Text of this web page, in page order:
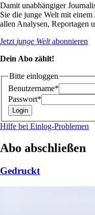
Damit unabhängiger
Sie die junge Welt mit
allen Analysen, Reportagen
Jetzt junge Weltabonnieren
Dein Abo zählt!
Bitte einloggen
Benutzername*
Passwort*
Hilfe bei Einlog-Problemen
Abo abschließen
Gedruckt